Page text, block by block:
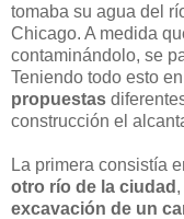
tomaba su agua del
Chicago. A medida
contaminándolo, se
Teniendo todo esto
propuestas
construcción el
La primera consistía
otro río de la ciudad
excavación de un